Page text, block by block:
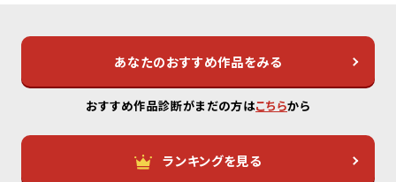
あなたのおすすめ作品をみる
おすすめ作品診断がまだの方はこちらから
ランキングを見る